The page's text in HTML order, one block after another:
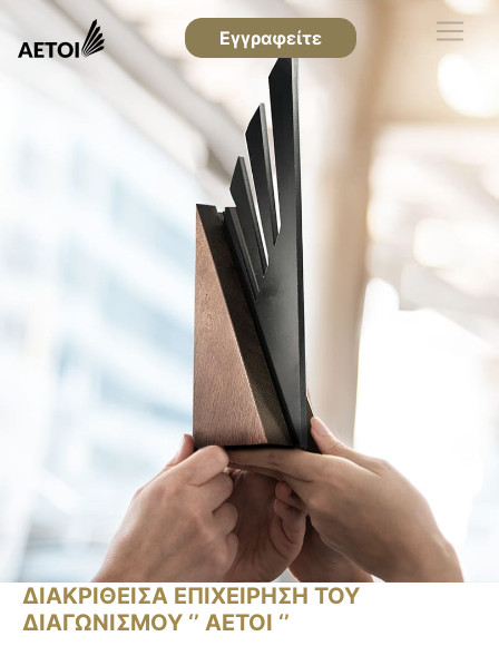
Εγγραφείτε
ΔΙΑΚΡΙΘΕΙΣΑ ΕΠΙΧΕΙΡΗΣΗ ΤΟΥ
ΔΙΑΓΩΝΙΣΜΟΥ ‘’ ΑΕΤΟΙ ‘’